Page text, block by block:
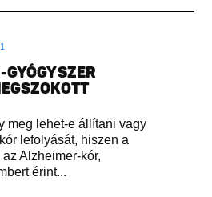
meg lehet-e állítani vagy
lefolyását, hiszen a
Alzheimer-kór,
érint...